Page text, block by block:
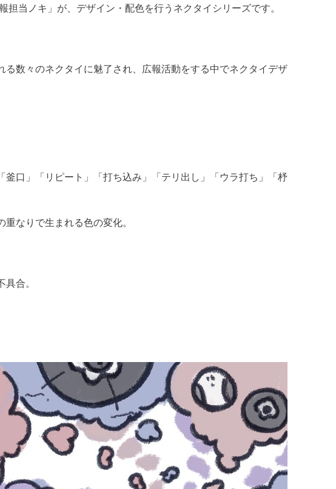
担当ノキ」が、デザイン・配色を行うネクタイシリーズです。
数々のネクタイに魅了され、広報活動をする中でネクタイデザ
口」「リピート」「打ち込み」「テリ出し」「ウラ打ち」「杼
なりで生まれる色の変化。
合。